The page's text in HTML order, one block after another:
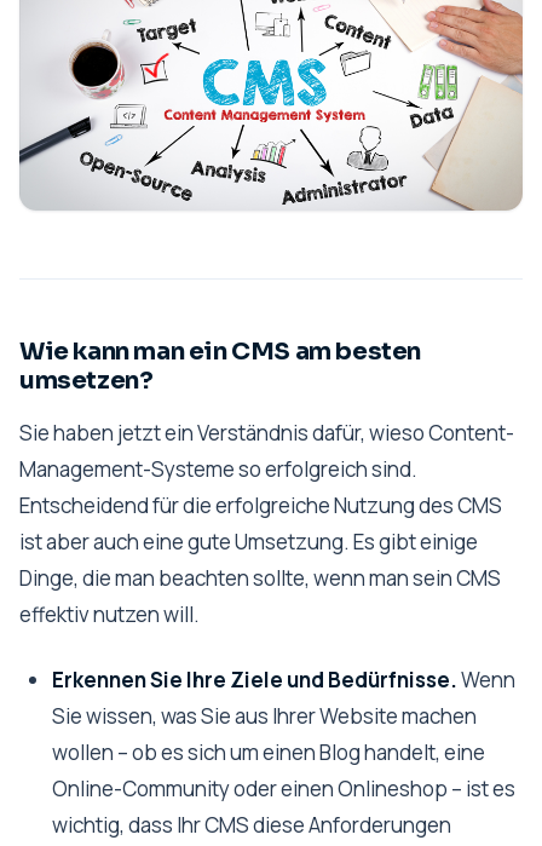
Wie kann man ein CMS am besten
umsetzen?
Sie haben jetzt ein Verständnis dafür, wieso Content-
Management-Systeme so erfolgreich sind.
Entscheidend für die erfolgreiche Nutzung des CMS
ist aber auch eine gute Umsetzung. Es gibt einige
Dinge, die man beachten sollte, wenn man sein CMS
effektiv nutzen will.
Erkennen Sie Ihre Ziele und Bedürfnisse.Wenn
Sie wissen, was Sie aus Ihrer Website machen
wollen – ob es sich um einen Blog handelt, eine
Online-Community oder einen Onlineshop – ist es
wichtig, dass Ihr CMS diese Anforderungen